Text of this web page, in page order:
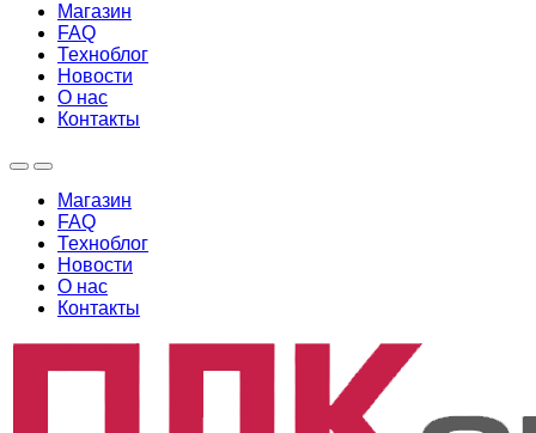
Магазин
FAQ
Техноблог
Новости
О нас
Контакты
Магазин
FAQ
Техноблог
Новости
О нас
Контакты